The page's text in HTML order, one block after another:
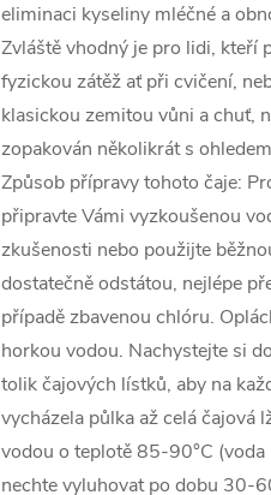
eliminaci kyseliny mléčné a
Zvláště vhodný je pro lidi, kteří
fyzickou zátěž ať při cvičení,
klasickou zemitou vůni a chuť,
zopakován několikrát s
Způsob přípravy tohoto čaje:
připravte Vámi vyzkoušenou
zkušenosti nebo použijte
dostatečně odstátou, nejlépe
případě zbavenou chlóru.
horkou vodou. Nachystejte si
tolik čajových lístků, aby na
vycházela půlka až celá čajová
vodou o teplotě 85-90°C
nechte vyluhovat po dobu 30-